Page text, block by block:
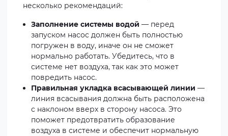
несколько рекомендаций:
Заполнение системы водой — перед
запуском насос должен быть полностью
погружен в воду, иначе он не сможет
нормально работать. Убедитесь, что в
системе нет воздуха, так как это может
повредить насос.
Правильная укладка всасывающей линии —
линия всасывания должна быть расположена
с наклоном вверх в сторону насоса. Это
поможет предотвратить образование
воздуха в системе и обеспечит нормальную